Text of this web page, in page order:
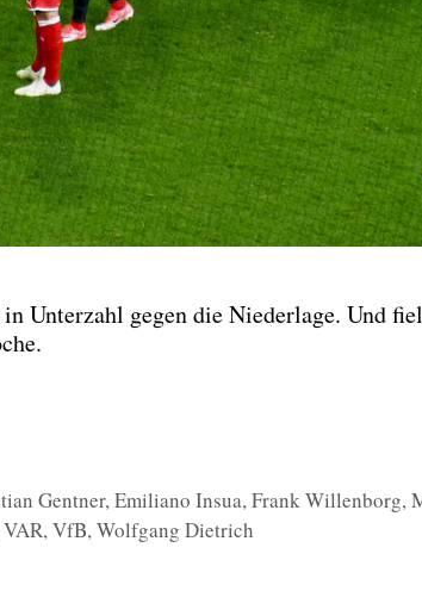
Unter­zahl gegen die Nie­der­la­ge. Und
Gentner,Emiliano Insua,Frank Willenborg,
VAR, VfB, Wolfgang Dietrich